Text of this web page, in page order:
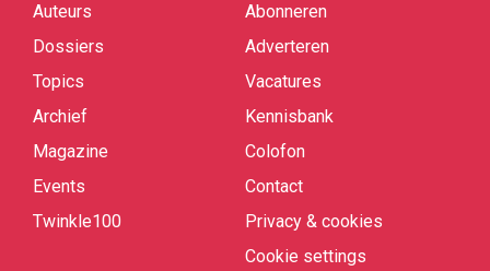
Quick
Auteurs
Dossiers
Topics
Archief
Magazine
Events
Twinkle100
Abonneren
Adverteren
Vacatures
Kennisbank
Colofon
Contact
Privacy & cookies
Cookie settings